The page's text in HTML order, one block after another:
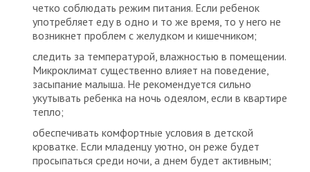
четко соблюдать режим питания. Если ребенок
употребляет еду в одно и то же время, то у него не
возникнет проблем с желудком и кишечником;
следить за температурой, влажностью в помещении.
Микроклимат существенно влияет на поведение,
засыпание малыша. Не рекомендуется сильно
укутывать ребенка на ночь одеялом, если в квартире
тепло;
обеспечивать комфортные условия в детской
кроватке. Если младенцу уютно, он реже будет
просыпаться среди ночи, а днем будет активным;